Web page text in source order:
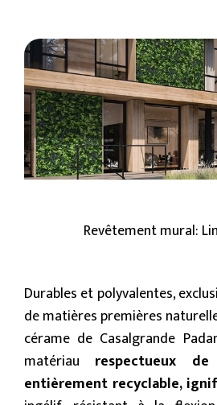
Revêtement mural:
Durables et polyvalentes,
de matières premières
cérame de Casalgrande
matériau respectueux de
entièrement recyclable,